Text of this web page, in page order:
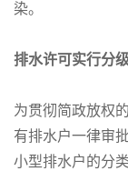
染。
排水许可实行分
为贯彻简政放权
有排水户一律审
小型排水户的分